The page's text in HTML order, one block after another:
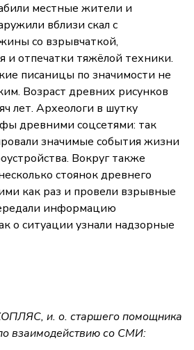
местные жители и
вблизи скал с
со взрывчаткой,
и отпечатки тяжёлой техники.
писаницы по значимости не
Возраст древних рисунков
лет. Археологи в шутку
древними соцсетями: так
значимые события жизни
Вокруг также
стоянок древнего
как раз и провели взрывные
информацию
о ситуации узнали надзорные
и. о. старшего помощника
взаимодействию со СМИ: